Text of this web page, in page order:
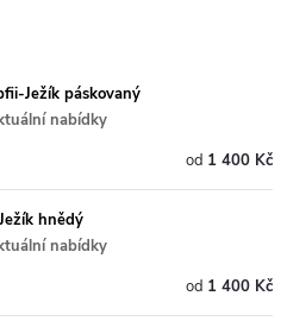
Ježík páskovaný
nabídky
1 400 Kč
hnědý
nabídky
1 400 Kč